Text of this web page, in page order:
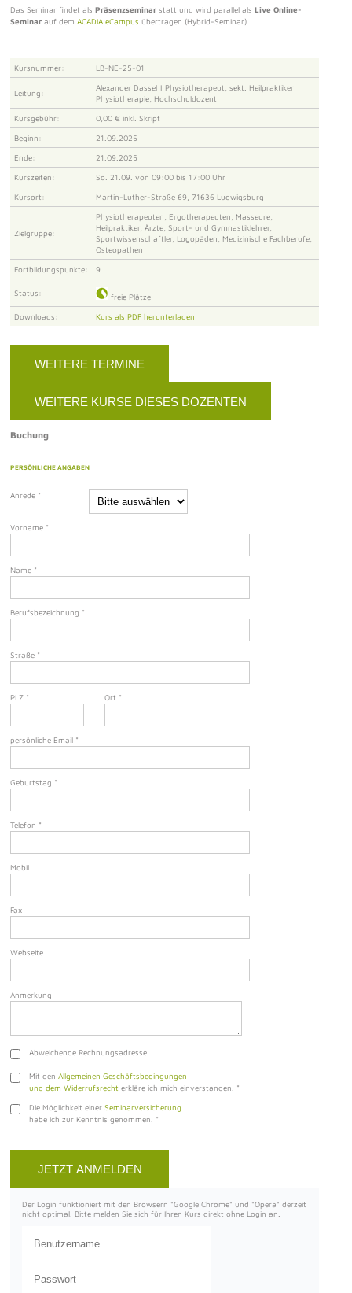
Das Seminar findet als Präsenzseminar statt und wird parallel als Live Online-
Seminar auf dem ACADIA eCampus übertragen (Hybrid-Seminar).
Kursnummer: LB-NE-25-01
Leitung:
Alexander Dassel | Physiotherapeut, sekt. Heilpraktiker
Physiotherapie, Hochschuldozent
Kursgebühr: 0,00 € inkl. Skript
Beginn: 21.09.2025
Ende: 21.09.2025
Kurszeiten: So. 21.09. von 09:00 bis 17:00 Uhr
Kursort: Martin-Luther-Straße 69, 71636 Ludwigsburg
Zielgruppe:
Physiotherapeuten, Ergotherapeuten, Masseure,
Heilpraktiker, Ärzte, Sport- und Gymnastiklehrer,
Sportwissenschaftler, Logopäden, Medizinische Fachberufe,
Osteopathen
Fortbildungspunkte: 9
Status: freie Plätze
Downloads: Kurs als PDF herunterladen
WEITERE TERMINE
WEITERE KURSE DIESES DOZENTEN
Buchung
PERSÖNLICHE ANGABEN
Anrede *
Vorname *
Name *
Berufsbezeichnung *
Straße *
PLZ * Ort *
persönliche Email *
Geburtstag *
Telefon *
Mobil
Fax
Webseite
Anmerkung
Abweichende Rechnungsadresse
Mit den Allgemeinen Geschäftsbedingungen
und dem Widerrufsrecht erkläre ich mich einverstanden. *
Die Möglichkeit einer Seminarversicherung
habe ich zur Kenntnis genommen. *
Der Login funktioniert mit den Browsern "Google Chrome" und "Opera" derzeit
nicht optimal. Bitte melden Sie sich für Ihren Kurs direkt ohne Login an.